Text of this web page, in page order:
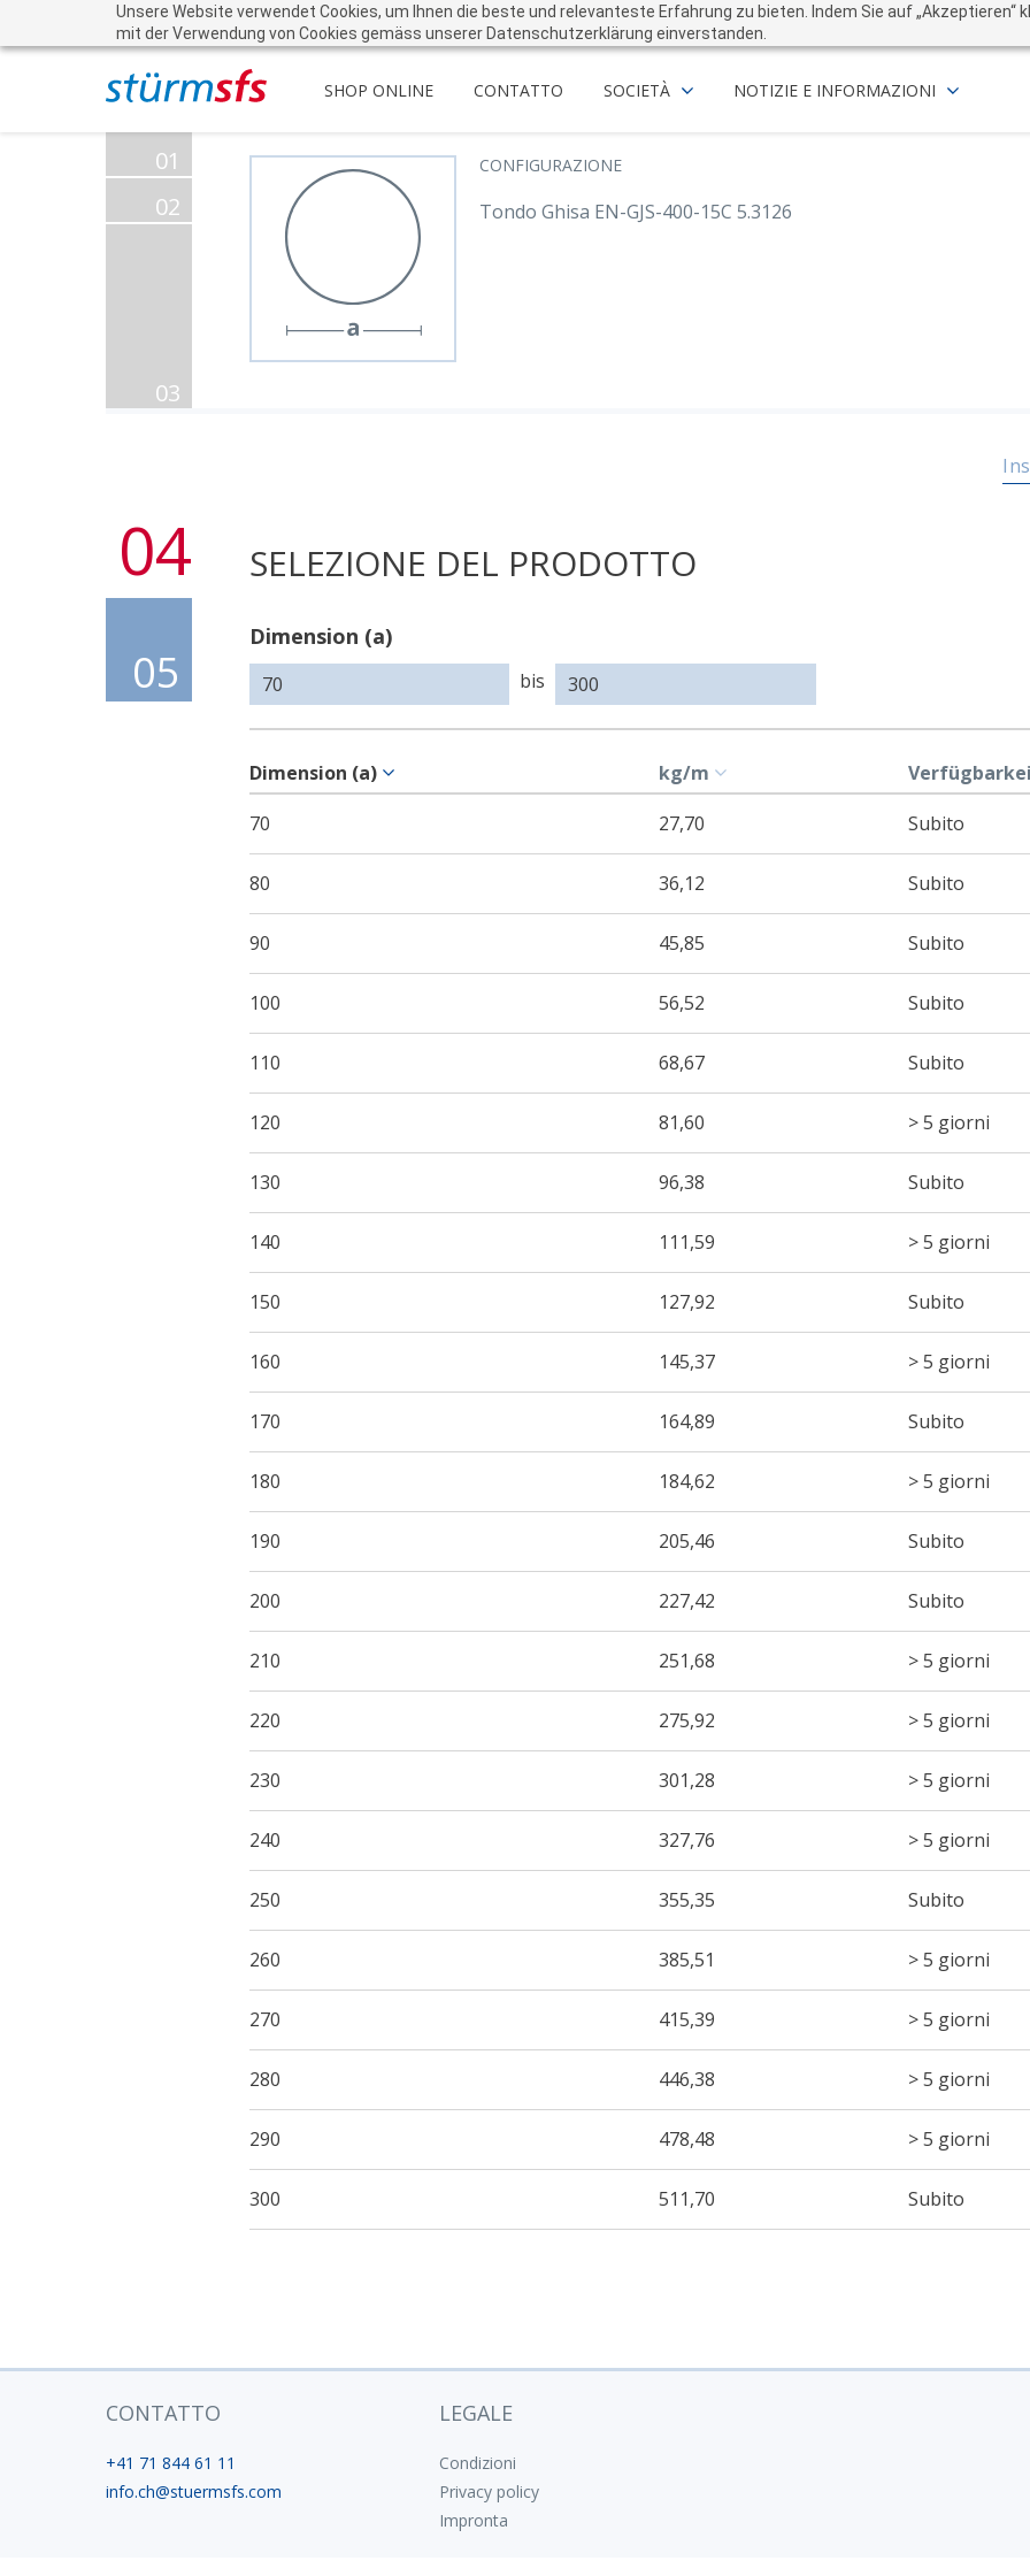
Unsere Website verwendet Cookies, um Ihnen die beste und relevanteste Erfahrung zu bieten. Indem Sie auf „Akzeptieren“
mit der Verwendung von Cookies gemäss unserer Datenschutzerklärung einverstanden.
SHOP ONLINE CONTATTO SOCIETÀ NOTIZIE E INFORMAZIONI
01
02
03
CONFIGURAZIONE
Tondo Ghisa EN-GJS-400-15C 5.3126
04 SELEZIONE DEL PRODOTTO
05
Dimension (a)
bis (a)
Dimension (a) kg/m
70
27,70 Subito
80 36,12 Subito
90 45,85 Subito
100 56,52 Subito
110 68,67 Subito
120 81,60 > 5 giorni
130 96,38 Subito
140 111,59 > 5 giorni
150 127,92 Subito
160 145,37 > 5 giorni
170 164,89 Subito
180 184,62 > 5 giorni
190 205,46 Subito
200 227,42 Subito
210 251,68 > 5 giorni
220 275,92 > 5 giorni
230 301,28 > 5 giorni
240 327,76 > 5 giorni
250 355,35 Subito
260 385,51 > 5 giorni
270 415,39 > 5 giorni
280 446,38 > 5 giorni
290 478,48 > 5 giorni
300 511,70 Subito
CONTATTO
+41 71 844 61 11
info.ch@stuermsfs.com
LEGALE
Condizioni
Privacy policy
Impronta